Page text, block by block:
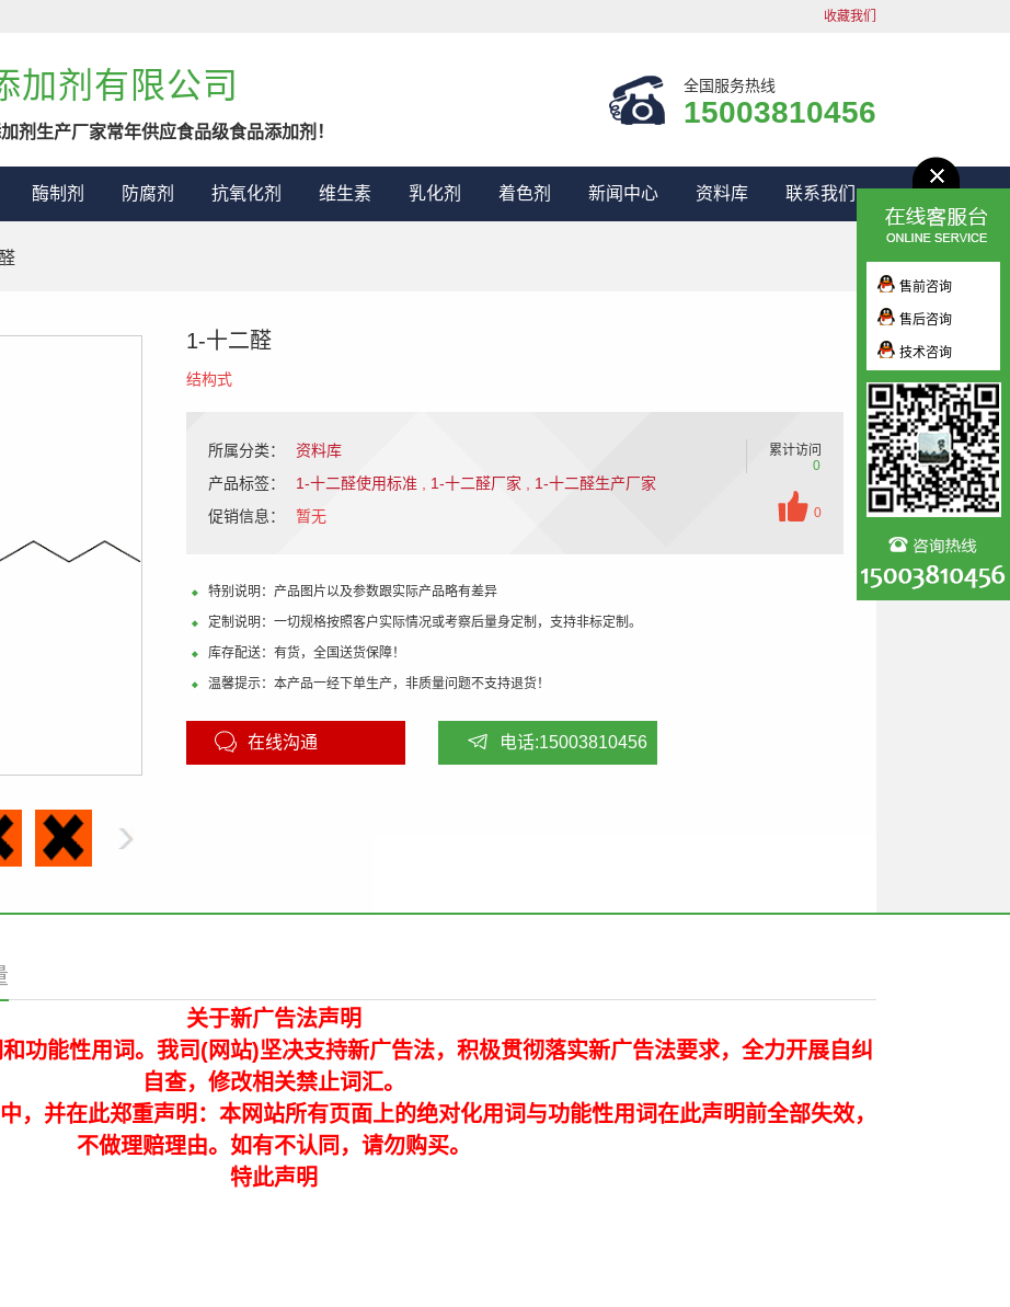
收藏我们
加剂有限公司
剂生产厂家常年供应食品级食品添加剂！
全国服务热线
15003810456
酶制剂 防腐剂 抗氧化剂 维生素 乳化剂 着色剂 新闻中心 资料库 联系我们
1-十二醛
结构式
所属分类：
资料库
产品标签：
1-十二醛使用标准 1-十二醛厂家
1-十二醛生产厂家
促销信息：
暂无
累计访问
0
0
特别说明：产品图片以及参数跟实际产品略有差异
定制说明：一切规格按照客户实际情况或考察后量身定制，支持非标定制。
库存配送：有货，全国送货保障！
温馨提示：本产品一经下单生产，非质量问题不支持退货！
在线沟通 电话:15003810456
关于新广告法声明
功能性用词。我司(网站)坚决支持新广告法，积极贯彻落实新广告法要求，全力开展自纠
自查，修改相关禁止词汇。
，并在此郑重声明：本网站所有页面上的绝对化用词与功能性用词在此声明前全部失效，
不做理赔理由。如有不认同，请勿购买。
特此声明
售前咨询
售后咨询
技术咨询